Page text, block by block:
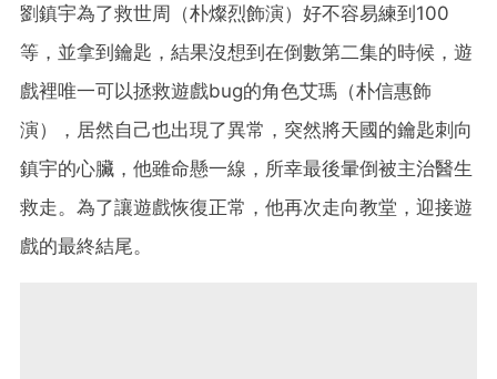
劉鎮宇為了救世周（朴燦烈飾演）好不容易練到100
等，並拿到鑰匙，結果沒想到在倒數第二集的時候，遊
戲裡唯一可以拯救遊戲bug的角色艾瑪（朴信惠飾
演），居然自己也出現了異常，突然將天國的鑰匙刺向
鎮宇的心臟，他雖命懸一線，所幸最後暈倒被主治醫生
救走。為了讓遊戲恢復正常，他再次走向教堂，迎接遊
戲的最終結尾。